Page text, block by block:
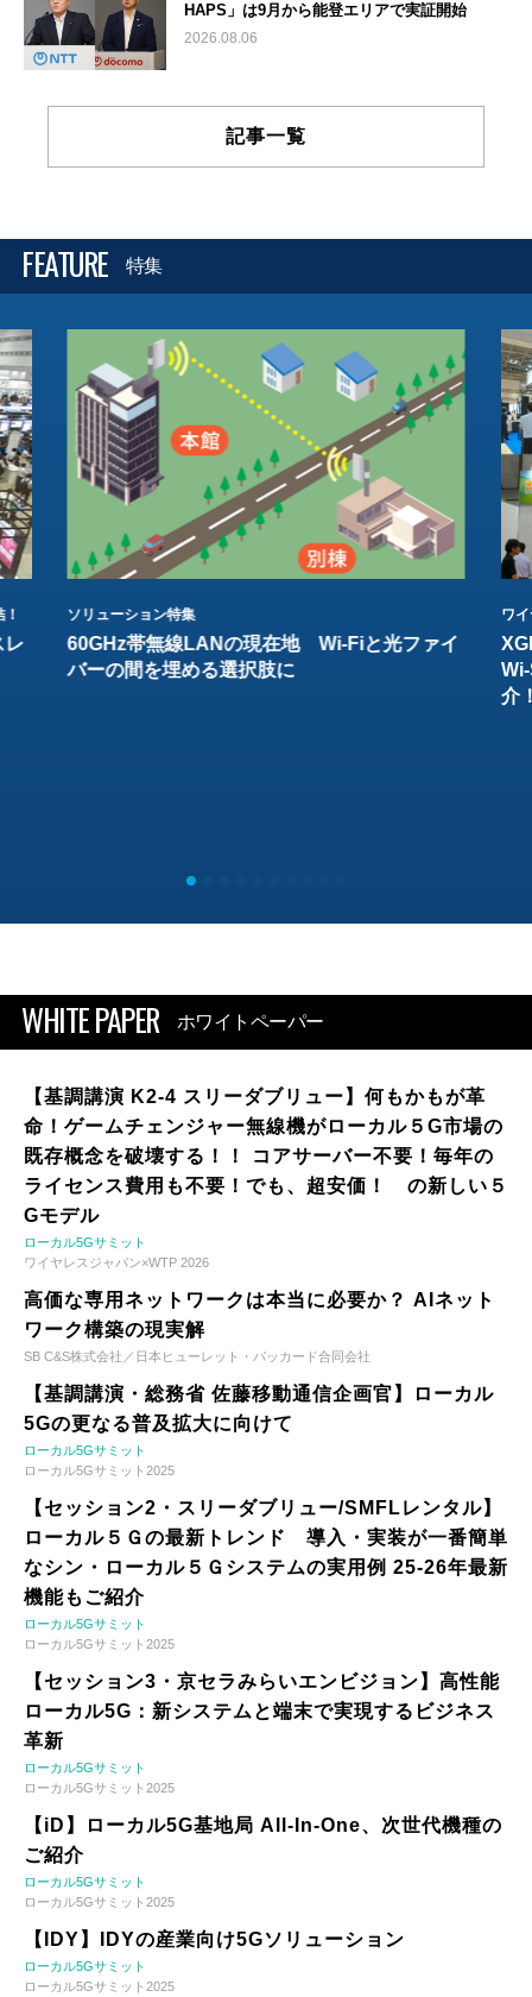
HAPS」は9月から能登エリアで実証開始
2026.08.06
記事一覧
FEATURE 特集
レ
ソリューション特集
60GHz帯無線LANの現在地 Wi-Fiと光ファイ
バーの間を埋める選択肢に
ワ
介
WHITE PAPER ホワイトペーパー
【基調講演 K2-4 スリーダブリュー】何もかもが革
命！ゲームチェンジャー無線機がローカル５G市場の
既存概念を破壊する！！ コアサーバー不要！毎年の
ライセンス費用も不要！でも、超安価！ の新しい５
Gモデル
ローカル5Gサミット
ワイヤレスジャパン×WTP 2026
高価な専用ネットワークは本当に必要か？ AIネット
ワーク構築の現実解
SB C&S株式会社／日本ヒューレット・パッカード合同会社
【基調講演・総務省 佐藤移動通信企画官】ローカル
5Gの更なる普及拡大に向けて
ローカル5Gサミット
ローカル5Gサミット2025
【セッション2・スリーダブリュー/SMFLレンタル】
ローカル５Ｇの最新トレンド 導入・実装が一番簡単
なシン・ローカル５Ｇシステムの実用例 25-26年最新
機能もご紹介
ローカル5Gサミット
ローカル5Gサミット2025
【セッション3・京セラみらいエンビジョン】高性能
ローカル5G：新システムと端末で実現するビジネス
革新
ローカル5Gサミット
ローカル5Gサミット2025
【iD】ローカル5G基地局 All-In-One、次世代機種の
ご紹介
ローカル5Gサミット
ローカル5Gサミット2025
【IDY】IDYの産業向け5Gソリューション
ローカル5Gサミット
ローカル5Gサミット2025